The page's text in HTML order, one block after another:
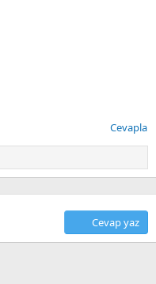
Cevapla
Cevap yaz